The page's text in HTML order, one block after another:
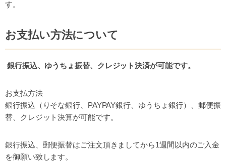
す。
お支払い方法について
銀行振込、ゆうちょ振替、クレジット決済が可能です。
お支払方法
銀行振込（りそな銀行、PAYPAY銀行、ゆうちょ銀行）、郵便振
替、クレジット決算が可能です。
銀行振込、郵便振替はご注文頂きましてから1週間以内のご入金
を御願い致します。